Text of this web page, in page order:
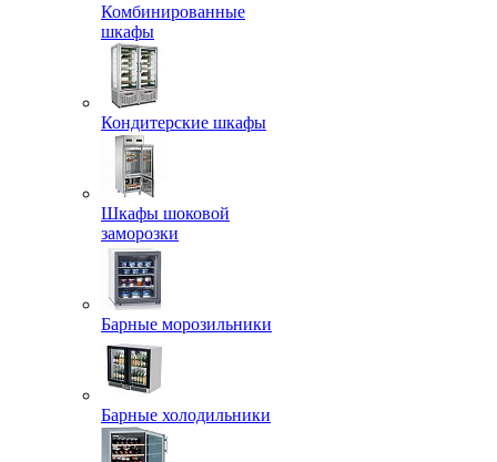
Комбинированные
шкафы
Кондитерские шкафы
Шкафы шоковой
заморозки
Барные морозильники
Барные холодильники